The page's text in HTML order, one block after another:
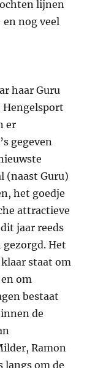
lijnen
en nog veel
haar Guru
er
gegeven
(naast Guru)
het goedje
attractieve
jaar reeds
gezorgd. Het
staat om
om
bestaat
de
Ramon
langs om de